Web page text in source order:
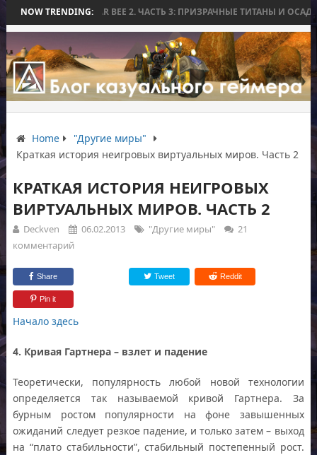
NOW TRENDING:
WAR BEE 2. ЧАСТЬ 3: ПРИЗРАЧНЫЕ ТИТАНЫ И ОСАДА НА ИЗМОР
Home
"Другие миры"
Краткая история неигровых виртуальных миров. Часть 2
КРАТКАЯ ИСТОРИЯ НЕИГРОВЫХ
ВИРТУАЛЬНЫХ МИРОВ. ЧАСТЬ 2
Deckven 06.02.2013 "Другие миры"
21
комментарий
Share Tweet Reddit
Pin it
Начало здесь
4. Кривая Гартнера – взлет и падение
Теоретически, популярность любой новой технологии
определяется так называемой кривой Гартнера. За
бурным ростом популярности на фоне завышенных
ожиданий следует резкое падение, и только затем – выход
на “плато стабильности”, стабильный постепенный рост.